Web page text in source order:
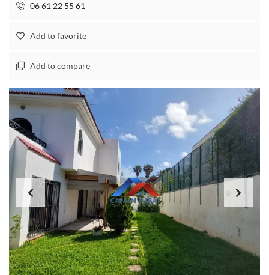
06 61 22 55 61
Add to favorite
Add to compare